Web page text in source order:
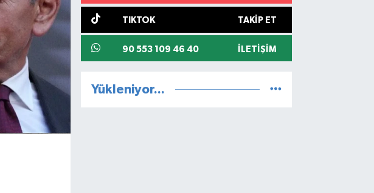
TIKTOK TAKIP ET
90 553 109 46 40 İLETIŞIM
Yükleniyor...